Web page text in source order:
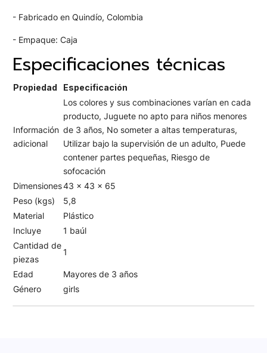
- Fabricado en Quindío, Colombia
- Empaque: Caja
Especificaciones técnicas
Propiedad Especificación
Información
adicional
Los colores y sus combinaciones varían en cada
producto, Juguete no apto para niños menores
de 3 años, No someter a altas temperaturas,
Utilizar bajo la supervisión de un adulto, Puede
contener partes pequeñas, Riesgo de
sofocación
Dimensiones43 x 43 x 65
Peso (kgs)
5,8
Material
Plástico
Incluye
1 baúl
Cantidad de
piezas
1
Edad
Mayores de 3 años
Género
girls